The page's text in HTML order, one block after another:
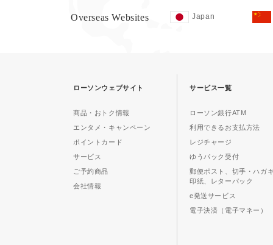
Overseas Websites Japan
ローソンウェブサイト
商品・おトク情報
エンタメ・キャンペーン
ポイントカード
サービス
ご予約商品
会社情報
サービス一覧
ローソン銀行ATM
利用できるお支払方法
レジチャージ
ゆうパック受付
郵便ポスト、切手・ハガ
印紙、レターパック
e発送サービス
電子決済（電子マネー）